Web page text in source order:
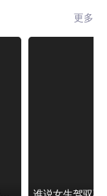
更多